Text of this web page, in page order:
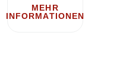
MEHR
INFORMATIONEN